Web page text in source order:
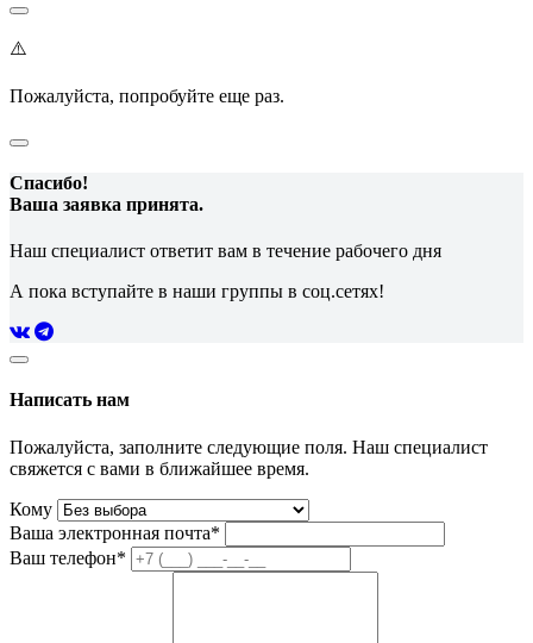
⚠️
Пожалуйста, попробуйте еще раз.
Спасибо!
Ваша заявка принята.
Наш специалист ответит вам в течение рабочего дня
А пока вступайте в наши группы в соц.сетях!
Написать нам
Пожалуйста, заполните следующие поля. Наш специалист
свяжется с вами в ближайшее время.
Кому
Ваша электронная почта*
Ваш телефон*